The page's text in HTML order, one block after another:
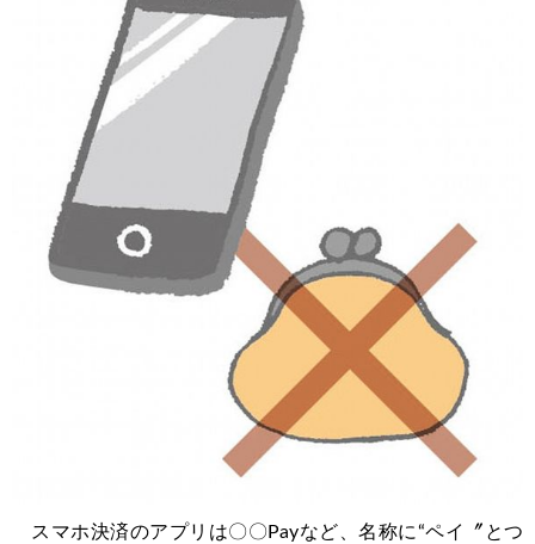
スマホ決済のアプリは〇〇Payなど、名称に“ペイ〞とつ